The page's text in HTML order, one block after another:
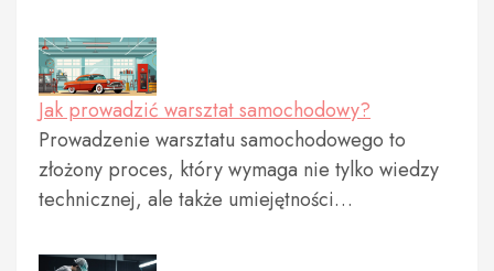
Jak prowadzić warsztat samochodowy?
Prowadzenie warsztatu samochodowego to
złożony proces, który wymaga nie tylko wiedzy
technicznej, ale także umiejętności…